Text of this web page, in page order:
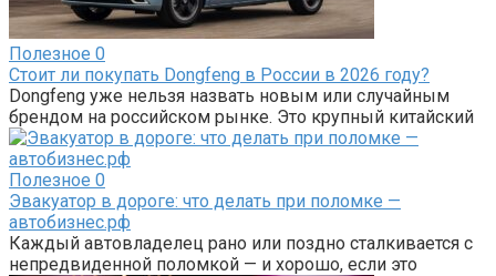
Полезное 0
Стоит ли покупать Dongfeng в России в 2026 году?
Dongfeng уже нельзя назвать новым или случайным
брендом на российском рынке. Это крупный китайский
Полезное 0
Эвакуатор в дороге: что делать при поломке —
автобизнес.рф
Каждый автовладелец рано или поздно сталкивается с
непредвиденной поломкой — и хорошо, если это